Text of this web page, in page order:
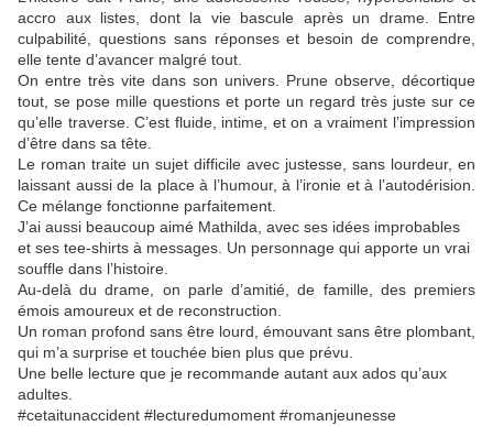
accro aux listes, dont la vie bascule après un drame. Entre
culpabilité, questions sans réponses et besoin de comprendre,
elle tente d’avancer malgré tout.
On entre très vite dans son univers. Prune observe, décortique
tout, se pose mille questions et porte un regard très juste sur ce
qu’elle traverse. C’est fluide, intime, et on a vraiment l’impression
d’être dans sa tête.
Le roman traite un sujet difficile avec justesse, sans lourdeur, en
laissant aussi de la place à l’humour, à l’ironie et à l’autodérision.
Ce mélange fonctionne parfaitement.
J’ai aussi beaucoup aimé Mathilda, avec ses idées improbables
et ses tee-shirts à messages. Un personnage qui apporte un vrai
souffle dans l’histoire.
Au-delà du drame, on parle d’amitié, de famille, des premiers
émois amoureux et de reconstruction.
Un roman profond sans être lourd, émouvant sans être plombant,
qui m’a surprise et touchée bien plus que prévu.
Une belle lecture que je recommande autant aux ados qu’aux
adultes.
#cetaitunaccident #lecturedumoment #romanjeunesse